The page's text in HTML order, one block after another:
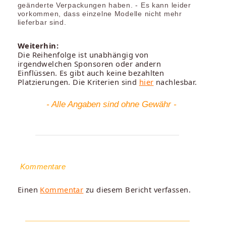
geänderte Verpackungen haben. - Es kann leider
vorkommen, dass einzelne Modelle nicht mehr
lieferbar sind.
Weiterhin:
Die Reihenfolge ist unabhängig von
irgendwelchen Sponsoren oder andern
Einflüssen. Es gibt auch keine bezahlten
Platzierungen. Die Kriterien sind hier nachlesbar.
- Alle Angaben sind ohne Gewähr -
Kommentare
Einen Kommentar zu diesem Bericht verfassen.